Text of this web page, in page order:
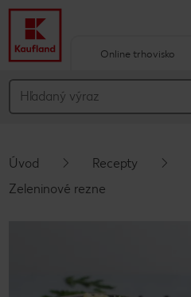
Hlavný obsah
Vyskakovací bočný panel
Online trhovisko
Úvod Recepty
Zeleninové rezne